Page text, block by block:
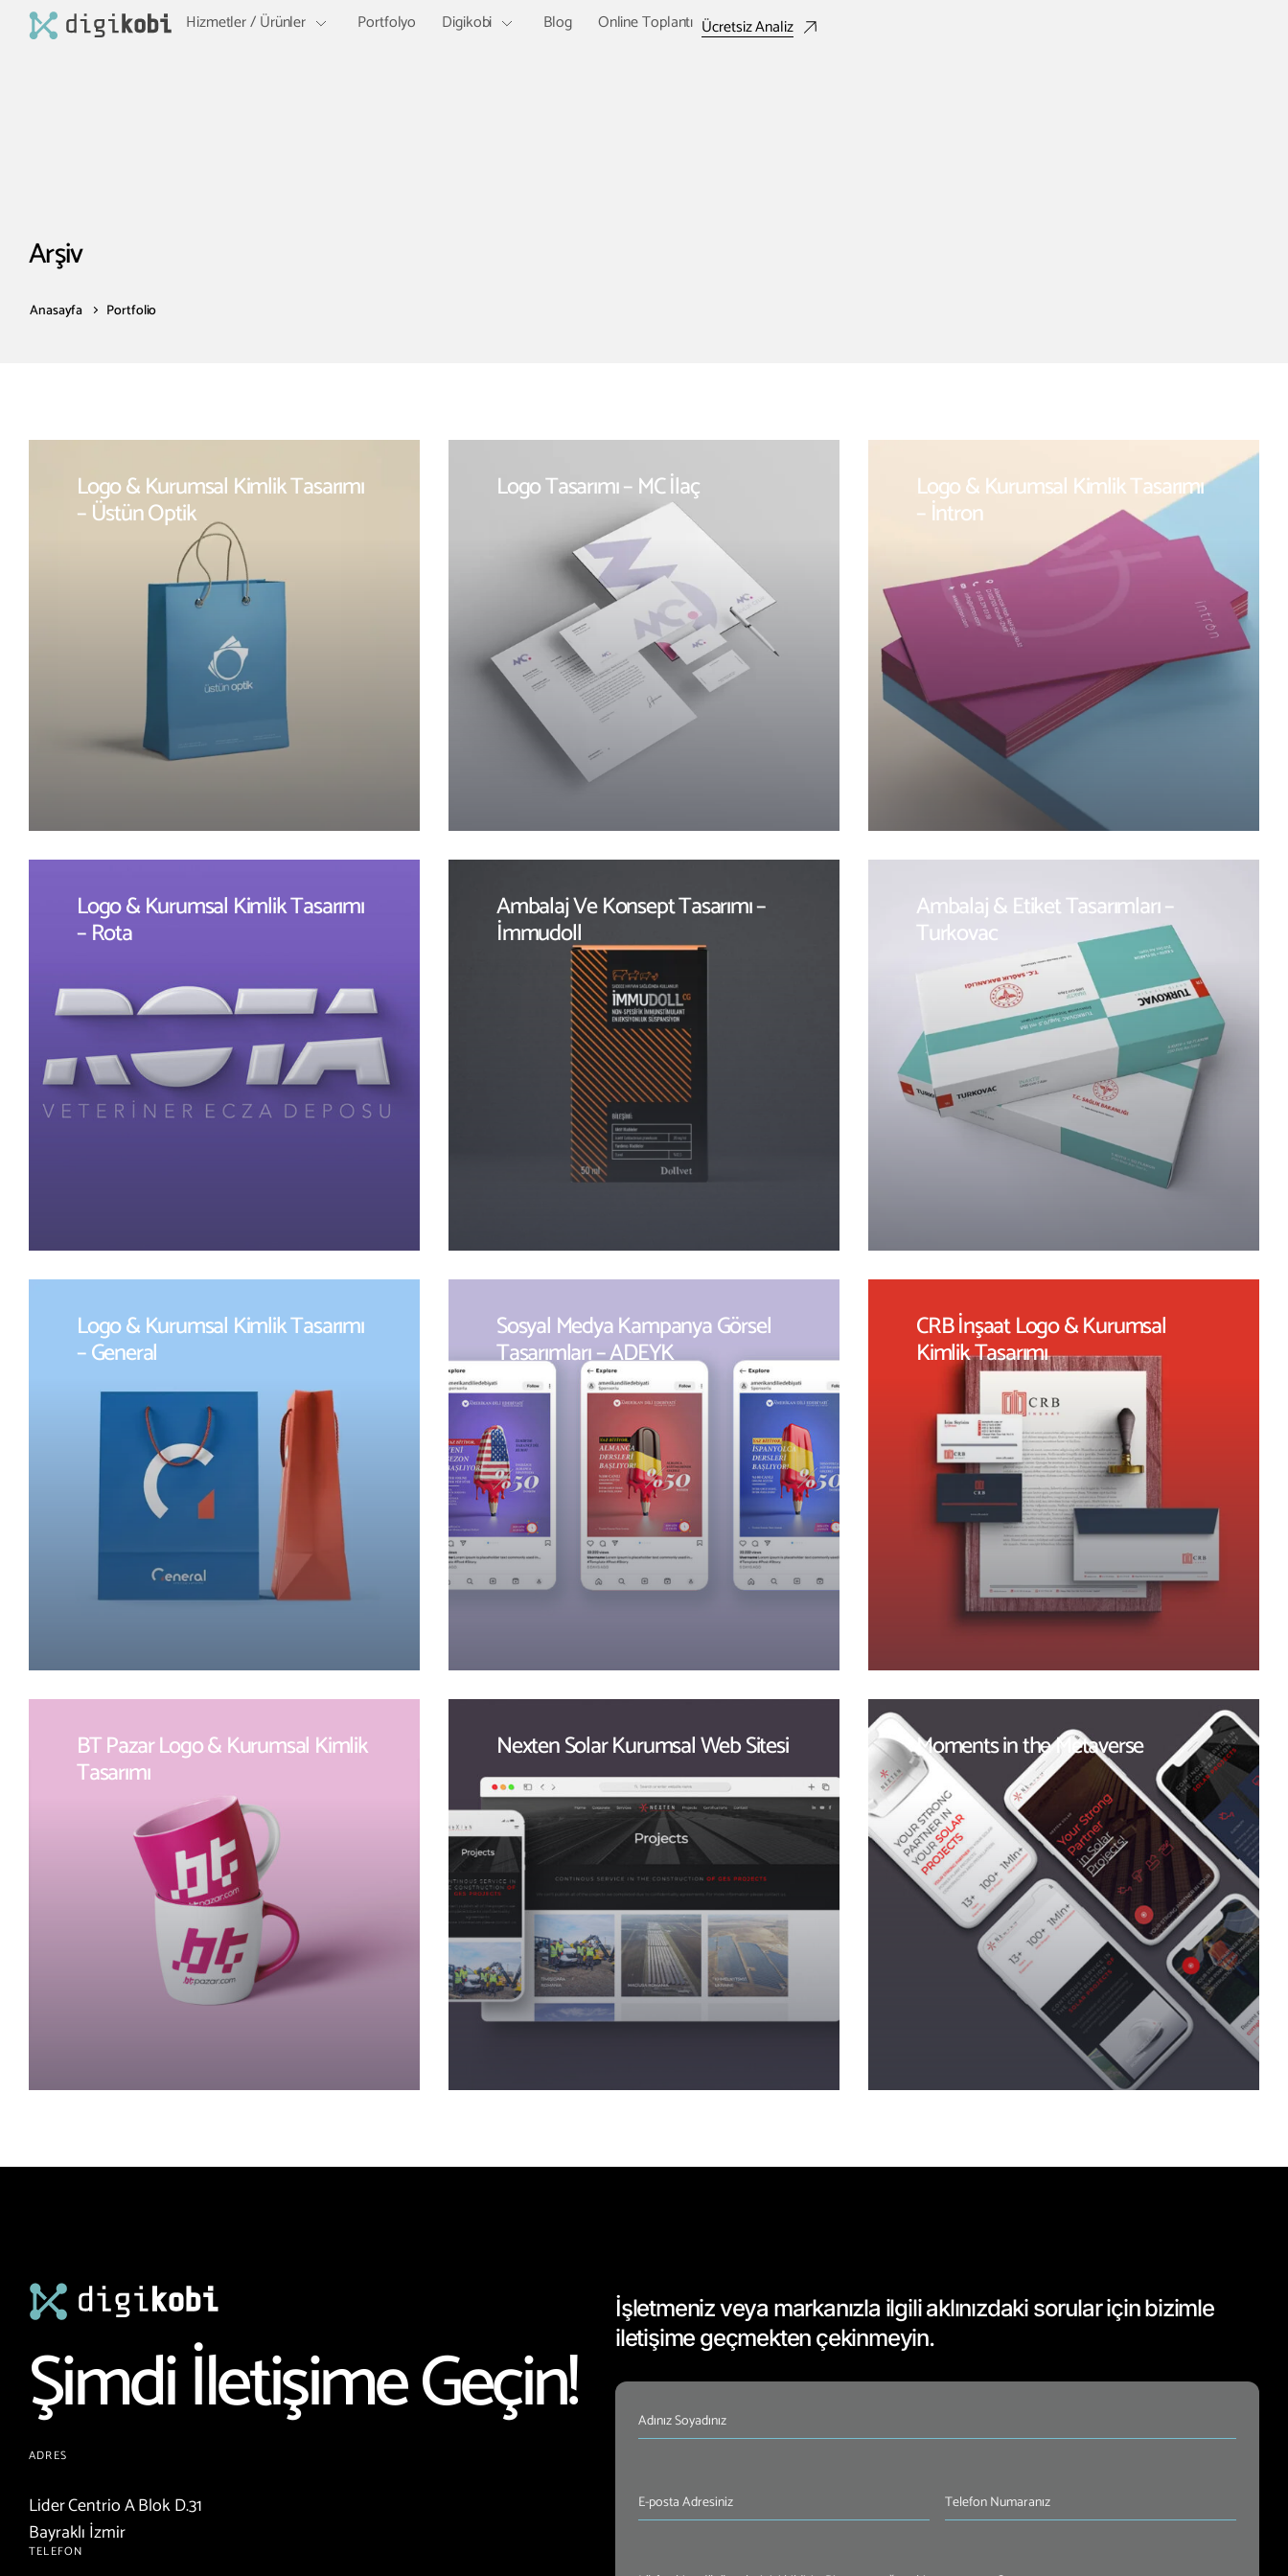
Hizmetler / Ürünler Portfolyo Digikobi Blog Online Toplantı Ücretsiz Analiz
Arşiv
Anasayfa Portfolio
Logo & Kurumsal Kimlik Tasarımı
– Üstün Optik
Logo Tasarımı – MC İlaç Logo & Kurumsal Kimlik Tasarımı
– İntron
Logo & Kurumsal Kimlik Tasarımı
– Rota
Ambalaj Ve Konsept Tasarımı –
İmmudoll
Ambalaj & Etiket Tasarımları –
Turkovac
Logo & Kurumsal Kimlik Tasarımı
– General
Sosyal Medya Kampanya Görsel
Tasarımları – ADEYK
CRB İnşaat Logo & Kurumsal
Kimlik Tasarımı
BT Pazar Logo & Kurumsal Kimlik
Tasarımı
Nexten Solar Kurumsal Web Sitesi Moments in the Metaverse
Şimdi İletişime Geçin!
ADRES
Lider Centrio A Blok D.31
Bayraklı İzmir
TELEFON
İşletmeniz veya markanızla ilgili aklınızdaki sorular için bizimle
iletişime geçmekten çekinmeyin.
İsim (Required)
E-
posta
Adresiniz(Required)
Telefon
Numaranız(Required)